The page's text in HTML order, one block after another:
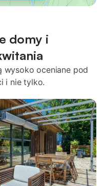
domy i
wysoko oceniane pod
i nie tylko.